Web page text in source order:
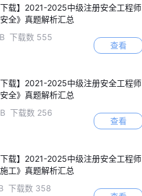
下载】2021-2025中级注册安全工程师
安全》真题解析汇总
下载数 555
查看
下载】2021-2025中级注册安全工程师
安全》真题解析汇总
下载数 256
查看
下载】2021-2025中级注册安全工程师
施工》真题解析汇总
下载数 358